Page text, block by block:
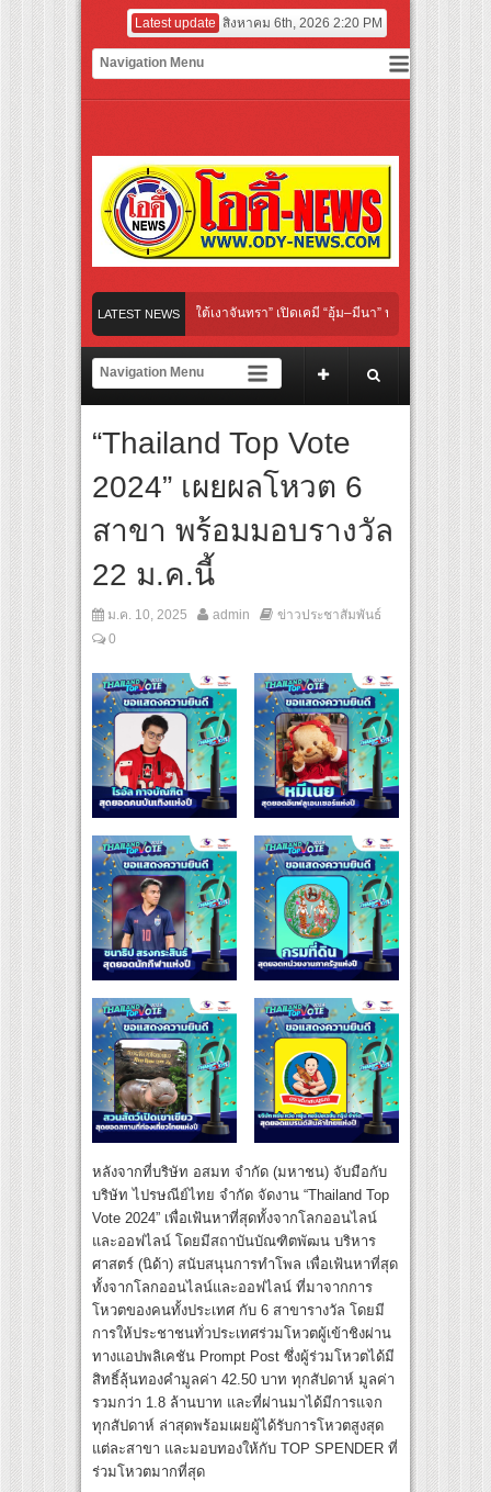
Latest update สิงหาคม 6th, 2026 2:20 PM
LATEST NEWS
“Under Her Rules ใต้เงาจันทรา” เปิดเคมี “อุ้ม–มีนา” ประกบคู่ครั้งสำคัญ ชวนแฟนปั
เลิกอาย เลิกเงียบ เลิกชะล่าใจ” เรื่อง HPV ในแคมเปญ “HPV ไม่เป็นไร…ไม่ได้”
เชียร์ สู่ทีมชาติไทย ชวนแฟนลูกยางใกล้ชิดนักตบสาวทีมชาติไทย 15 ส.ค.นี้
งระดับโลก “ปู่ม่านย่าม่าน” เรียนรู้นวัตกรรมผักเชียงดาใน “หอมแผ่นดินฯ”
มยักษ์ ‘คุณยายวรนาฏ’ (INHERIT) เตรียมคายตะขาบหนังไทยในรอบปฐมทัศน์โลก ณ
สุดชีวิต โกนหัวรับบทแม่ชี นำทีมนักแสดงประชันความสยอง!
“Under Her Rules ใต้เงาจันทรา” เปิดเคมี “อุ้ม–มีนา” ประกบคู่ครั้งสำคัญ ชวนแฟนปั
“Thailand Top Vote
2024” เผยผลโหวต 6
สาขา พร้อมมอบรางวัล
22 ม.ค.นี้
ม.ค. 10, 2025 admin
ข่าวประชาสัมพันธ์
0
หลังจากที่บริษัท อสมท จำกัด (มหาชน) จับมือกับ
บริษัท ไปรษณีย์ไทย จำกัด จัดงาน “Thailand Top
Vote 2024” เพื่อเฟ้นหาที่สุดทั้งจากโลกออนไลน์
และออฟไลน์ โดยมีสถาบันบัณฑิตพัฒน บริหาร
ศาสตร์ (นิด้า) สนับสนุนการทำโพล เพื่อเฟ้นหาที่สุด
ทั้งจากโลกออนไลน์และออฟไลน์ ที่มาจากการ
โหวตของคนทั้งประเทศ กับ 6 สาขารางวัล โดยมี
การให้ประชาชนทั่วประเทศร่วมโหวตผู้เข้าชิงผ่าน
ทางแอปพลิเคชัน Prompt Post ซึ่งผู้ร่วมโหวตได้มี
สิทธิ์ลุ้นทองคำมูลค่า 42.50 บาท ทุกสัปดาห์ มูลค่า
รวมกว่า 1.8 ล้านบาท และที่ผ่านมาได้มีการแจก
ทุกสัปดาห์ ล่าสุดพร้อมเผยผู้ได้รับการโหวตสูงสุด
แต่ละสาขา และมอบทองให้กับ TOP SPENDER ที่
ร่วมโหวตมากที่สุด